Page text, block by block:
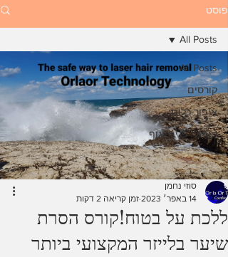
פוסט
All Posts
קורסים
איפור כלות
טיפולי פנים וגוף
All Posts
ללכת על בטוח!קורס הסרת
שיער בלייזר המקצועי ביותר
סוזי נחמן
14 באפר׳ 2023
זמן קריאה 2 דקות